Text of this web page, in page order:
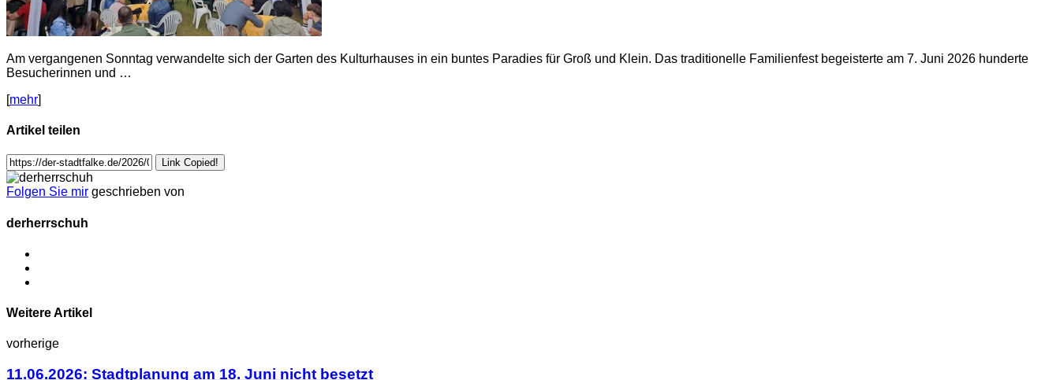
Am vergangenen Sonntag verwandelte sich der Garten des Kulturhauses in ein buntes Paradies für Groß und Klein. Das traditionelle Familienfest begeisterte am 7. Juni 2026 hunderte
Besucherinnen und …
[mehr]
Artikel teilen
Link Copied!
Folgen Sie mir geschrieben von
derherrschuh
Weitere Artikel
vorherige
11.06.2026: Stadtplanung am 18. Juni nicht besetzt